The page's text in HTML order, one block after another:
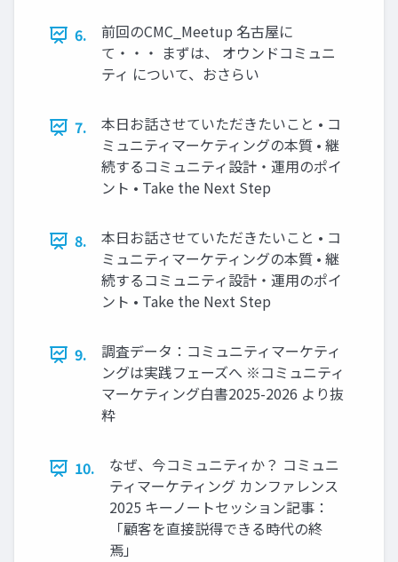
6.
前回のCMC_Meetup 名古屋に
て・・・ まずは、 オウンドコミュニ
ティ について、おさらい
7.
本日お話させていただきたいこと • コ
ミュニティマーケティングの本質 • 継
続するコミュニティ設計・運用のポイ
ント • Take the Next Step
8.
本日お話させていただきたいこと • コ
ミュニティマーケティングの本質 • 継
続するコミュニティ設計・運用のポイ
ント • Take the Next Step
9.
調査データ：コミュニティマーケティ
ングは実践フェーズへ ※コミュニティ
マーケティング白書2025-2026 より抜
粋
10.
なぜ、今コミュニティか？ コミュニ
ティマーケティング カンファレンス
2025 キーノートセッション記事：
「顧客を直接説得できる時代の終
焉」